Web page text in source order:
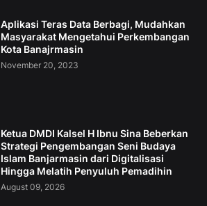
Aplikasi Teras Data Berbagi, Mudahkan
Masyarakat Mengetahui Perkembangan
Kota Banajrmasin
November 20, 2023
Ketua DMDI Kalsel H Ibnu Sina Beberkan
Strategi Pengembangan Seni Budaya
Islam Banjarmasin dari Digitalisasi
Hingga Melatih Penyuluh Pemadihin
August 09, 2026